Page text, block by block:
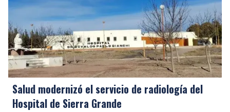
Salud modernizó el servicio de radiología del
Hospital de Sierra Grande